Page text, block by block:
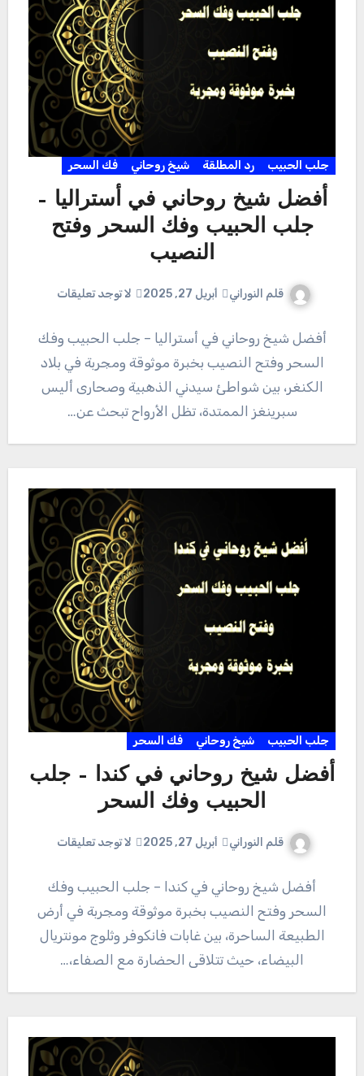
جلب الحبيب رد المطلقة شيخ روحاني فك السحر
أفضل شيخ روحاني في أستراليا –
جلب الحبيب وفك السحر وفتح
النصيب
قلم النوراني أبريل 27, 2025 لا توجد تعليقات
أفضل شيخ روحاني في أستراليا – جلب الحبيب وفك
السحر وفتح النصيب بخبرة موثوقة ومجربة في بلاد
الكنغر، بين شواطئ سيدني الذهبية وصحارى أليس
سبرينغز الممتدة، تظل الأرواح تبحث عن…
جلب الحبيب شيخ روحاني فك السحر
أفضل شيخ روحاني في كندا – جلب
الحبيب وفك السحر
قلم النوراني أبريل 27, 2025 لا توجد تعليقات
أفضل شيخ روحاني في كندا – جلب الحبيب وفك
السحر وفتح النصيب بخبرة موثوقة ومجربة في أرض
الطبيعة الساحرة، بين غابات فانكوفر وثلوج مونتريال
البيضاء، حيث تتلاقى الحضارة مع الصفاء،…